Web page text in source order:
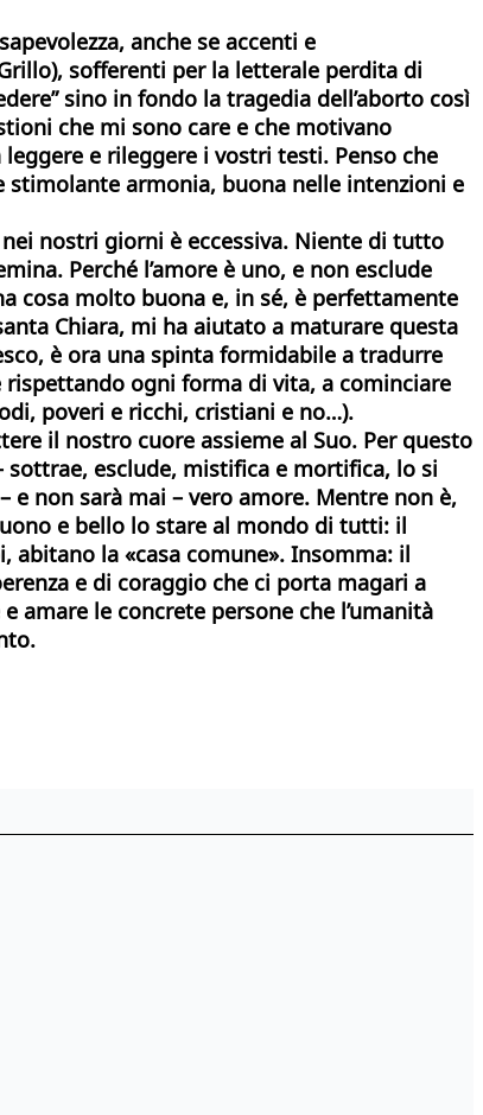
anche se accenti e
sofferenti per la letterale perdita di
sino in fondo la tragedia dell’aborto così
che mi sono care e che motivano
e rileggere i vostri testi. Penso che
stimolante armonia, buona nelle intenzioni e
nostri giorni è eccessiva. Niente di tutto
Perché l’amore è uno, e non esclude
cosa molto buona e, in sé, è perfettamente
Chiara, mi ha aiutato a maturare questa
è ora una spinta formidabile a tradurre
rispettando ogni forma di vita, a cominciare
poveri e ricchi, cristiani e no…).
il nostro cuore assieme al Suo. Per questo
sottrae, esclude, mistifica e mortifica, lo si
non sarà mai – vero amore. Mentre non è,
e bello lo stare al mondo di tutti: il
abitano la «casa comune». Insomma: il
e di coraggio che ci porta magari a
amare le concrete persone che l’umanità